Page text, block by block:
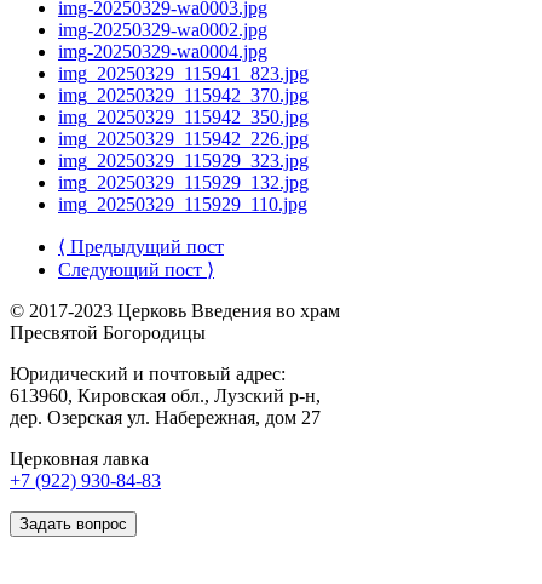
img-20250329-wa0003.jpg
img-20250329-wa0002.jpg
img-20250329-wa0004.jpg
img_20250329_115941_823.jpg
img_20250329_115942_370.jpg
img_20250329_115942_350.jpg
img_20250329_115942_226.jpg
img_20250329_115929_323.jpg
img_20250329_115929_132.jpg
img_20250329_115929_110.jpg
⟨ Предыдущий пост
Следующий пост ⟩
© 2017-2023 Церковь Введения во храм
Пресвятой Богородицы
Юридический и почтовый адрес:
613960, Кировская обл., Лузский р-н,
дер. Озерская ул. Набережная, дом 27
Церковная лавка
+7 (922) 930-84-83
Задать вопрос